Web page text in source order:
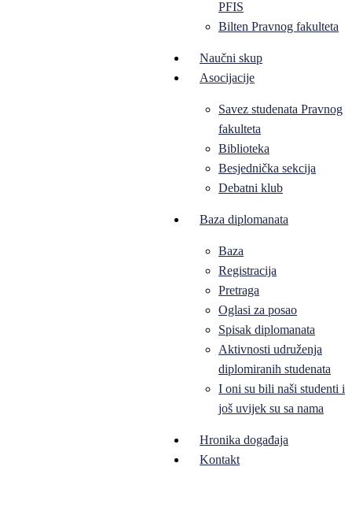
PFIS
Bilten Pravnog fakulteta
Naučni skup
Asocijacije
Savez studenata Pravnog
fakulteta
Biblioteka
Besjednička sekcija
Debatni klub
Baza diplomanata
Baza
Registracija
Pretraga
Oglasi za posao
Spisak diplomanata
Aktivnosti udruženja
diplomiranih studenata
I oni su bili naši studenti i
još uvijek su sa nama
Hronika događaja
Kontakt